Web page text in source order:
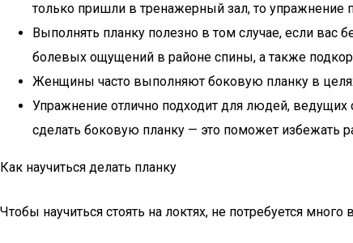
только пришли в тренажерный зал, то
Выполнять планку полезно в том случае, если вас
болевых ощущений в районе спины, а также
Женщины часто выполняют боковую планку в
Упражнение отлично подходит для людей,
сделать боковую планку — это поможет избежать
Как научиться делать планку
Чтобы научиться стоять на локтях, не потребуется